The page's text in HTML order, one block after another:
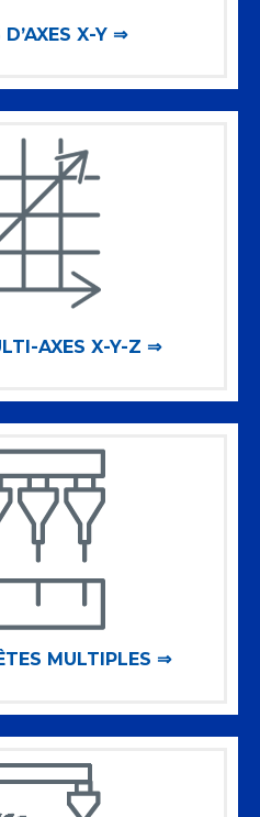
D’AXES X-Y ⇒
AXES X-Y-Z ⇒
MULTIPLES ⇒